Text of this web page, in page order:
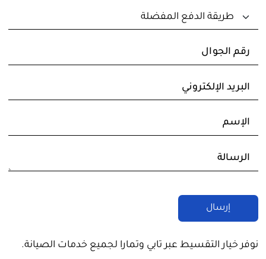
نوفر خيار التقسيط عبر تابي وتمارا لجميع خدمات الصيانة.